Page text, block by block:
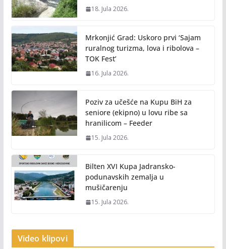
18. Jula 2026.
Mrkonjić Grad: Uskoro prvi ‘Sajam
ruralnog turizma, lova i ribolova –
TOK Fest’
16. Jula 2026.
Poziv za učešće na Kupu BiH za
seniore (ekipno) u lovu ribe sa
hranilicom – Feeder
15. Jula 2026.
Bilten XVI Kupa Jadransko-
podunavskih zemalja u
mušičarenju
15. Jula 2026.
Video klipovi